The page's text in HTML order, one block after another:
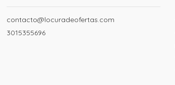
contacto@locuradeofertas.com
3015355696